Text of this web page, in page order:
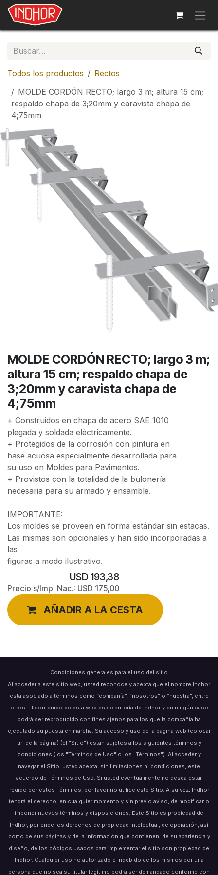
Ir al contenido
Todos los productos
Rectos
MOLDE CORDÓN RECTO; largo 3 m; altura 15 cm;
respaldo chapa de 3;20mm y caravista chapa de
4;75mm
MOLDE CORDÓN RECTO; largo 3 m;
altura 15 cm; respaldo chapa de
3;20mm y caravista chapa de
4;75mm
+ Construidos en chapa de acero SAE 1010
plegada y soldada eléctricamente.
+ Protegidos de la corrosión con pintura en
base acuosa especialmente desarrollada para
su uso en Moldes para Pavimentos.
+ Provistos con la totalidad de la bulonería
necesaria para su armado y ensamble.
IMPORTANTE:
Los moldes se proveen en forma estándar sin estacas.
Las mismas son opcionales y han sido incorporadas a
las
figuras a modo ilustrativo.
USD 193,38
Precio s/Imp. Nac.: USD 175,00
AÑADIR A LA CESTA
Condiciones generales para el uso del sitio
Al acceder a este sitio web, usted reconoce y acepta que el nombre Indhor
está asociado a términos como “compañía”, “nosotros” o “nuestra”, entre
otros. El contenido de esta web es de autoría de Indhor y en ningún caso
podrá ser reproducido con fines ajenos para los que la compañía ha
ejecutado su puesta en marcha. Su acceso y uso de la página web (colocar
url de la página) (el "Sitio") están sujetos a los siguientes términos y
condiciones (los "Términos de Uso" o los "Términos"). Al acceder y
navegar el Sitio, usted acepta, sin limitaciones ni condiciones, este
acuerdo de Términos de Uso. Si usted eventualmente no desea estar
regido por estos Términos, por favor no utilice este Sitio. A su vez, Indhor
tendrá el derecho, en cualquier momento y sin previo aviso, de modificar o
imponer nuevos términos y disposiciones. Este Sitio es propiedad de
Indhor, por ende los derechos de propiedad intelectual, de operación, así
como de sus páginas y de la información que contienen, de su apariencia y
diseño, de los códigos usados para implementar el sitio son propiedad de
Indhor. Cualquier uso no autorizado e indebido de los mismos por una
persona que no sea su titular legítimo podrá ser demandado conforme con